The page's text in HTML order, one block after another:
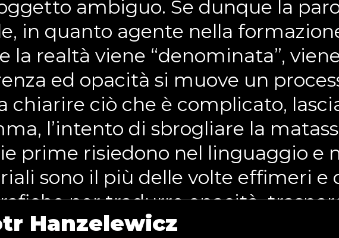
ambiguo. Se dunque la
in quanto agente nella
la realtà viene “denominata”,
ed opacità si muove un
chiarire ciò che è complicato,
l’intento di sbrogliare la
prime risiedono nel linguaggio e
sono il più delle volte effimeri e
per tradurre opacità,
rigorosamente fatta di una
Hanzelewicz